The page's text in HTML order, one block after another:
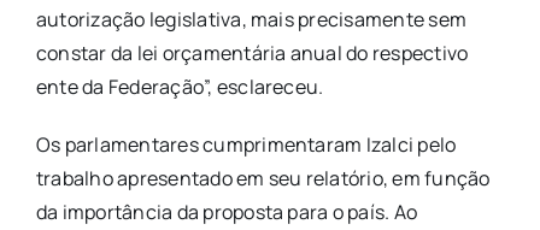
autorização legislativa, mais precisamente sem
constar da lei orçamentária anual do respectivo
ente da Federação”, esclareceu.
Os parlamentares cumprimentaram Izalci pelo
trabalho apresentado em seu relatório, em função
da importância da proposta para o país. Ao